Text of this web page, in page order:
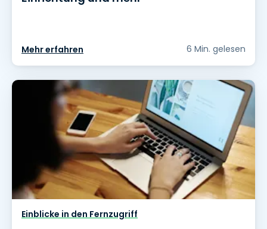
Mehr erfahren 6 Min. gelesen
Einblicke in den Fernzugriff